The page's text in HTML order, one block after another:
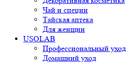
Чай и специи
Тайская аптека
Для женщин
USOLAB
Профессиональный уход
Домашний уход